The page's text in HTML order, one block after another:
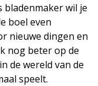
bladenmaker wil je
boel even
nieuwe dingen en
nog beter op de
de wereld van de
speelt.